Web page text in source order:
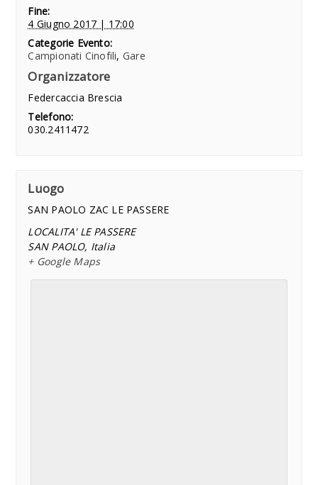
Fine:
4 Giugno 2017 | 17:00
Categorie Evento:
Campionati Cinofili, Gare
Organizzatore
Federcaccia Brescia
Telefono:
030.2411472
Luogo
SAN PAOLO ZAC LE PASSERE
LOCALITA' LE PASSERE
SAN PAOLO, Italia
+ Google Maps